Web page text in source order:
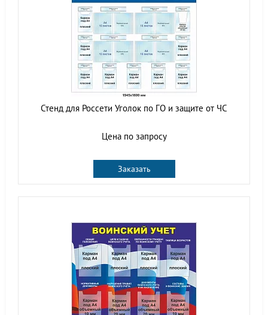
Стенд для Россети Уголок по ГО и защите от ЧС
Цена по запросу
Заказать